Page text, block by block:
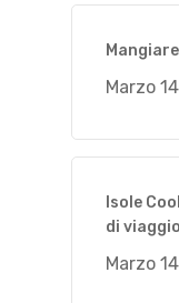
Marzo
Isole
di viaggio
Marzo